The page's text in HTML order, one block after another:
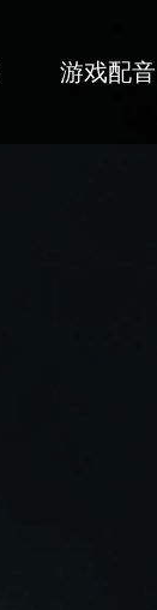
游戏配音